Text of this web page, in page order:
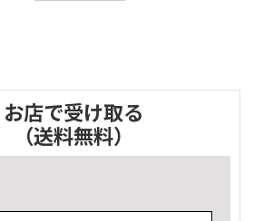
お店で受け取る
（送料無料）